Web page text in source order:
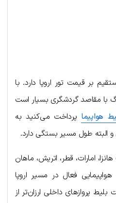
بر قیمت تور اروپا دارد. با
با مقاصد گردشگری بسیار است
هواپیما پرداخت می‌کنید به
البته طول مسیر بستگی دارد.
امارات، قطر، اتریش، ماهان
فعال در مسیر اروپا
پروازهای داخلی ارزان‌تر از